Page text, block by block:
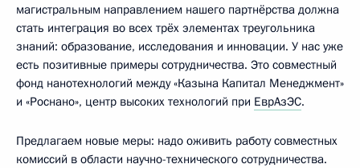
магистральным направлением нашего партнёрства должна
стать интеграция во всех трёх элементах треугольника
знаний: образование, исследования и инновации. У нас уже
есть позитивные примеры сотрудничества. Это совместный
фонд нанотехнологий между «Казына Капитал Менеджмент»
и «Роснано», центр высоких технологий при ЕврАзЭС.
Предлагаем новые меры: надо оживить работу совместных
комиссий в области научно-технического сотрудничества.